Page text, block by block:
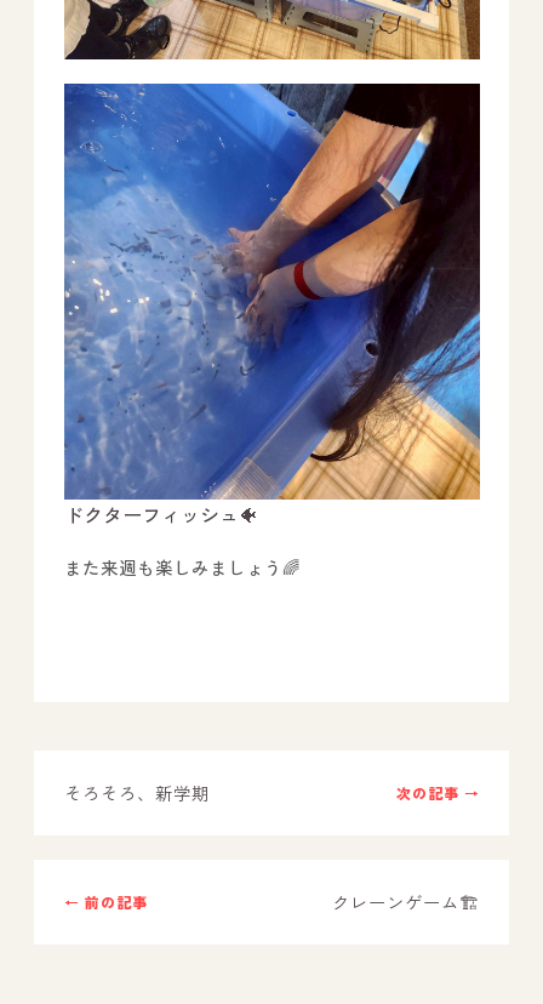
ドクターフィッシュ🐠
また来週も楽しみましょう🌈
次の記事 →
そろそろ、新学期
← 前の記事 クレーンゲーム🏗️